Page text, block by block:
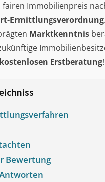
Immobilienpreis
Ermittlungsverordnung
Marktkenntnis
kostenlosen Erstberatung!
Bewertung